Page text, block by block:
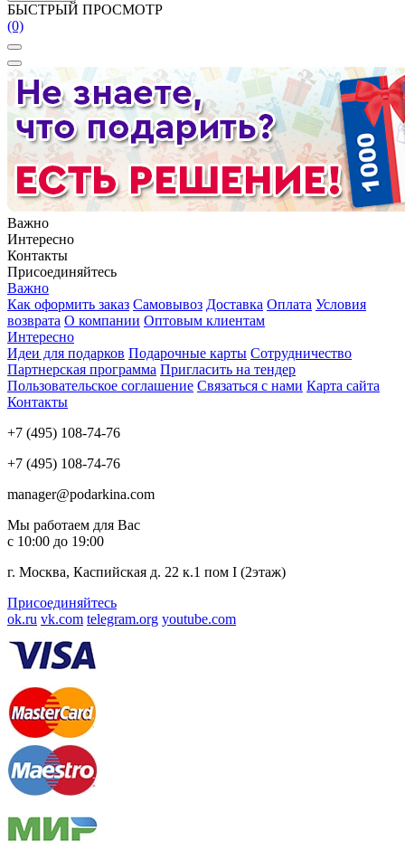
БЫСТРЫЙ ПРОСМОТР
(0)
Важно
Интересно
Контакты
Присоединяйтесь
Важно
Как оформить заказ Самовывоз Доставка Оплата Условия
возврата О компании Оптовым клиентам
Интересно
Идеи для подарков Подарочные карты Сотрудничество
Партнерская программа Пригласить на тендер
Пользовательское соглашение Связаться с нами Карта сайта
Контакты
+7 (495) 108-74-76
+7 (495) 108-74-76
manager@podarkina.com
Мы работаем для Вас
с 10:00 до 19:00
г. Москва, Каспийская д. 22 к.1 пом I (2этаж)
Присоединяйтесь
ok.ru vk.com telegram.org youtube.com